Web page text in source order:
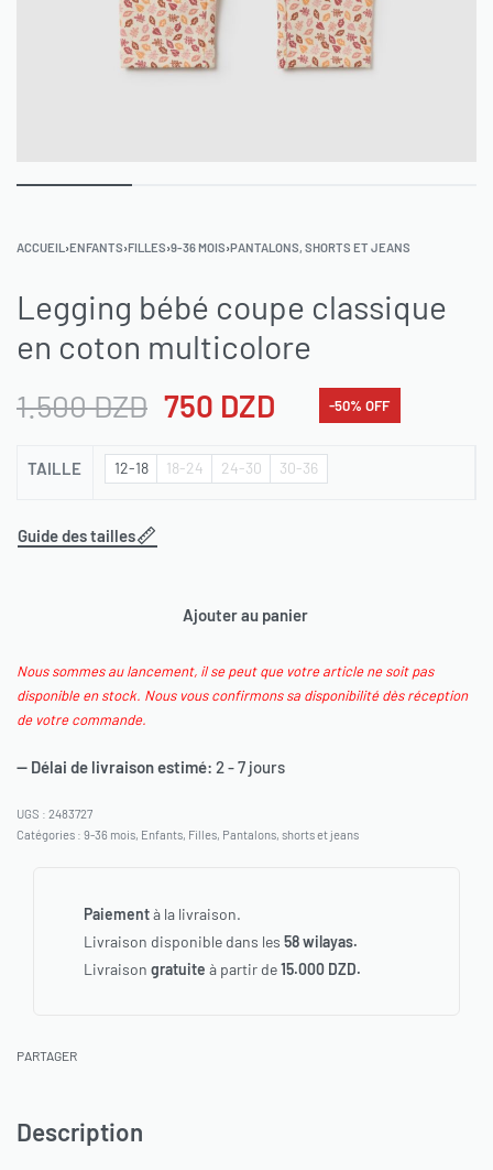
ACCUEIL ›ENFANTS›FILLES›9-36 MOIS›PANTALONS, SHORTS ET JEANS
Legging bébé coupe classique
en coton multicolore
1.500DZD 750 DZD -50% OFF
TAILLE 12-18 18-24 24-30 30-36
Guide des tailles
Ajouter au panier
Nous sommes au lancement, il se peut que votre article ne soit pas
disponible en stock. Nous vous confirmons sa disponibilité dès réception
de votre commande.
— Délai de livraison estimé: 2 - 7 jours
2483727
Catégories : 9-36 mois Enfants Filles Pantalons, shorts et jeans
Paiementà la livraison.
Livraison disponible dans les 58 wilayas.
Livraison gratuite à partir de15.000 DZD.
PARTAGER
Description